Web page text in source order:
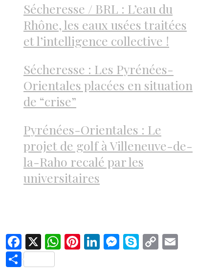
Sécheresse / BRL : L’eau du
Rhône, les eaux usées traitées
et l’intelligence collective !
Sécheresse : Les Pyrénées-
Orientales placées en situation
de “crise”
Pyrénées-Orientales : Le
projet de golf à Villeneuve-de-
la-Raho recalé par les
universitaires
Facebook
X WhatsApp
Pinterest
LinkedIn
Messenger
Skype
Copy
Share